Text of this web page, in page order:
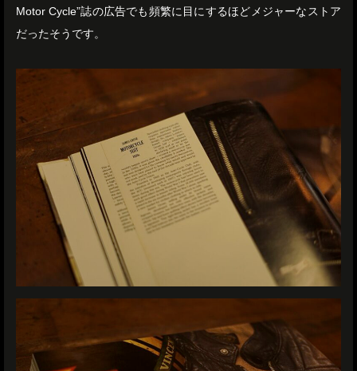
Motor Cycle”誌の広告でも頻繁に目にするほどメジャーなストア
だったそうです。